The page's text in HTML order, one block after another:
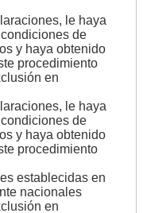
le haya
de
y haya obtenido
procedimiento
en
le haya
de
y haya obtenido
procedimiento
establecidas en
nacionales
en